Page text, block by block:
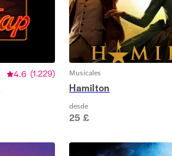
4.6 (1.229) Musicales
Hamilton
desde
25 £